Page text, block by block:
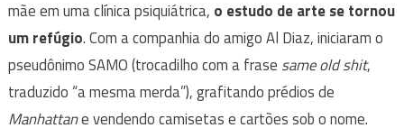
mãe em uma clínica psiquiátrica, o estudo de arte se tornou
um refúgio. Com a companhia do amigo Al Diaz, iniciaram o
pseudônimo SAMO (trocadilho com a frase same old shit,
traduzido “a mesma merda”), grafitando prédios de
Manhattane vendendo camisetas e cartões sob o nome.